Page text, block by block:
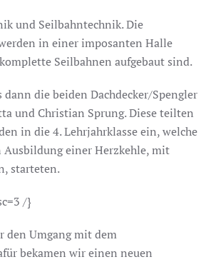
und Seilbahntechnik. Die
in einer imposanten Halle
Seilbahnen aufgebaut sind.
die beiden Dachdecker/Spengler
und Christian Sprung. Diese teilten
in die 4. Lehrjahrklasse ein, welche
einer Herzkehle, mit
starteten.
/}
den Umgang mit dem
bekamen wir einen neuen